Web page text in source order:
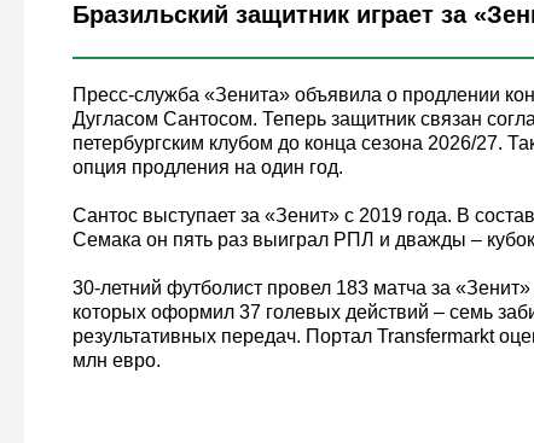
Бразильский защитник играет за
Пресс-служба «Зенита» объявила о продлении
Дугласом Сантосом. Теперь защитник связан
петербургским клубом до конца сезона 2026/27.
опция продления на один год.
Сантос выступает за «Зенит» с 2019 года. В
Семака он пять раз выиграл РПЛ и дважды –
30-летний футболист провел 183 матча за
которых оформил 37 голевых действий – семь
результативных передач. Портал Transfermarkt
млн евро.